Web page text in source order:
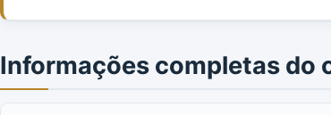
Informações completas do